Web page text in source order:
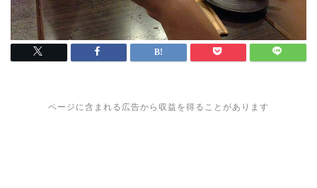
ページに含まれる広告から収益を得ることがあります